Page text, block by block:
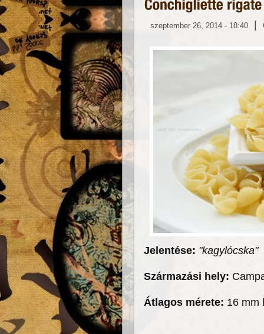
szeptember 26, 2014 - 18:40 |
Jelentése: "kagylócska"
Származási hely:
Átlagos mérete: 16 mm